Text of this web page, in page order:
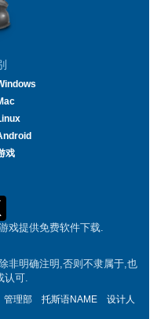
戏
戏提供免费软件下载.
非明确注明,否则不隶属于,也
认可.
管理部 托斯语NAME
设计人